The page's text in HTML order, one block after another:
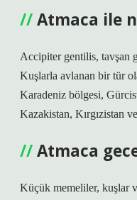
Atmaca ile
Accipiter gentilis, tavşan
Kuşlarla avlanan bir tür
Karadeniz bölgesi,
Kazakistan, Kırgızistan
Atmaca
Küçük memeliler, kuşlar